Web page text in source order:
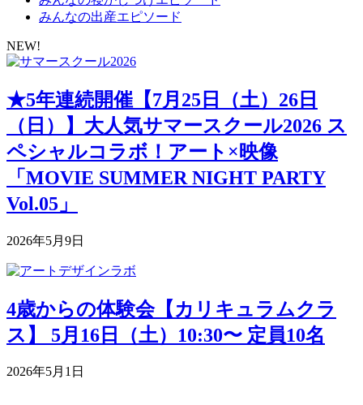
みんなの出産エピソード
NEW!
★5年連続開催【7月25日（土）26日
（日）】大人気サマースクール2026 ス
ペシャルコラボ！アート×映像
「MOVIE SUMMER NIGHT PARTY
Vol.05」
2026年5月9日
4歳からの体験会【カリキュラムクラ
ス】 5月16日（土）10:30〜 定員10名
2026年5月1日